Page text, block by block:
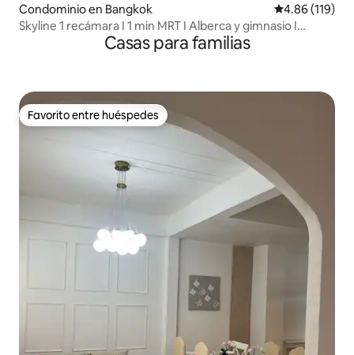
Condominio en Bangkok Calificación
4.86 (119)
Skyline 1 recámara I 1 min MRT I Alberca y gimnasio I
Recogida en el aeropuertoCasas para familias
Favorito entre huéspedes
Favorito entre huéspedes